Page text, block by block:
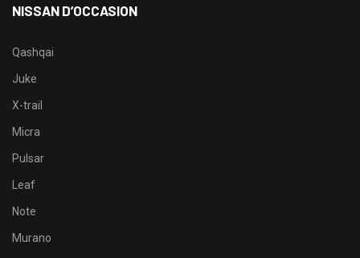
NISSAN D’OCCASION
Qashqai
Juke
X-trail
Micra
Pulsar
Leaf
Note
Murano